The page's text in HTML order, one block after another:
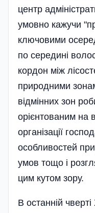
центр
умовно кажучи
ключовими
по середині
кордон між
природними
відмінних зон
орієнтованим на
організації
особливостей
умов тощо і
цим кутом зору.
В останній